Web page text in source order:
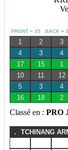
FRONT = 35 BACK =
1 2 3
4
3 4
17
15 1
10
11 12
5
3 4
16
18 2
Classé en : PRO
. TCHINANG